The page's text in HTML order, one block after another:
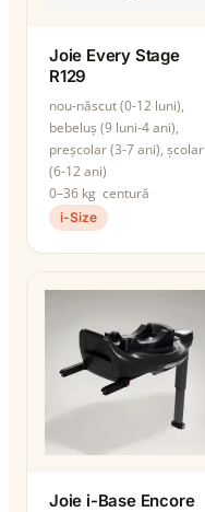
Joie Every Stage
R129
nou-născut (0-12 luni),
bebeluș (9 luni-4 ani),
preșcolar (3-7 ani), școlar
(6-12 ani)
0–36 kg centură
i-Size
Joie i-Base Encore